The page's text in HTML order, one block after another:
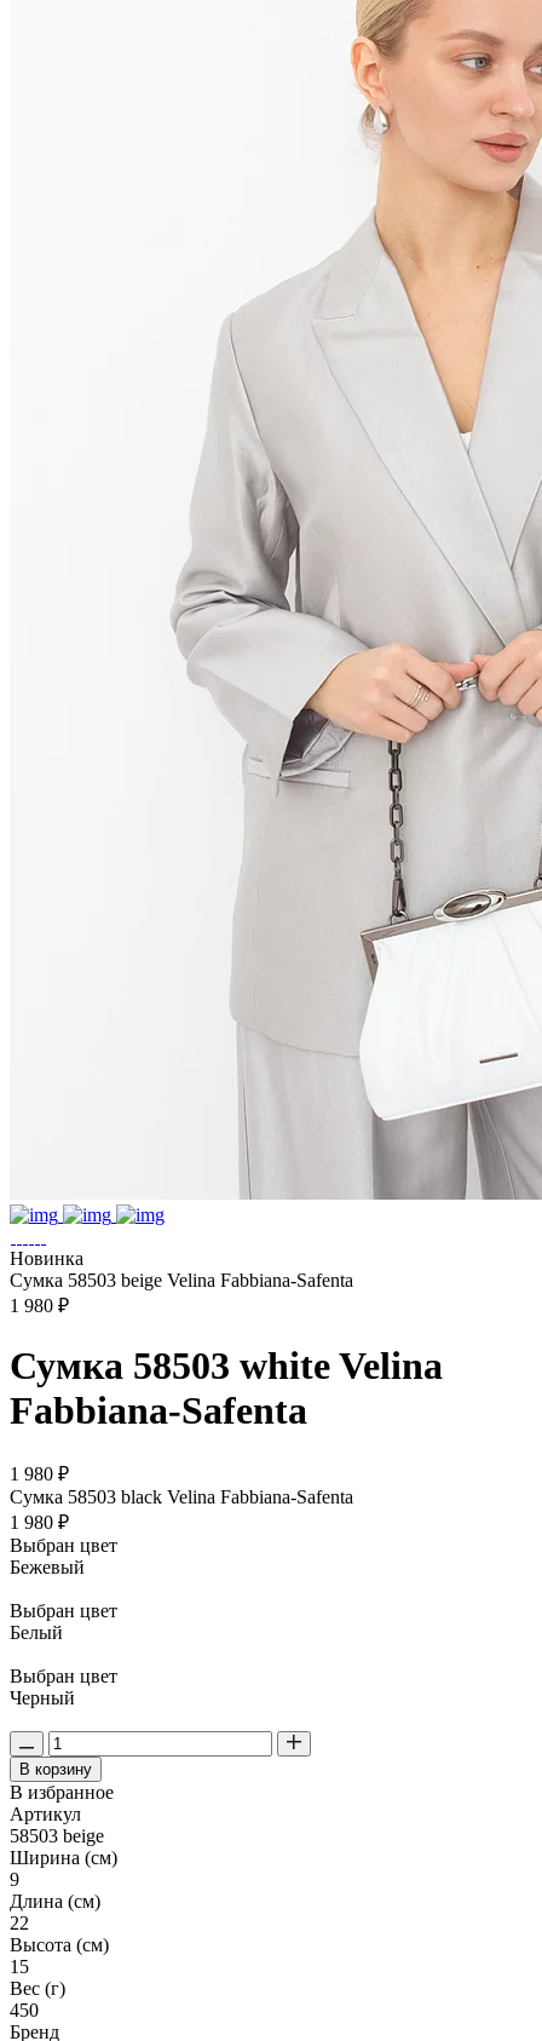
Новинка
Сумка 58503 beige Velina Fabbiana-Safenta
1 980 ₽
Сумка 58503 white Velina
Fabbiana-Safenta
1 980 ₽
Сумка 58503 black Velina Fabbiana-Safenta
1 980 ₽
Выбран цвет
Бежевый
Выбран цвет
Белый
Выбран цвет
Черный
В корзину
В избранное
Артикул
58503 beige
Ширина (см)
9
Длина (см)
22
Высота (см)
15
Вес (г)
450
Бренд